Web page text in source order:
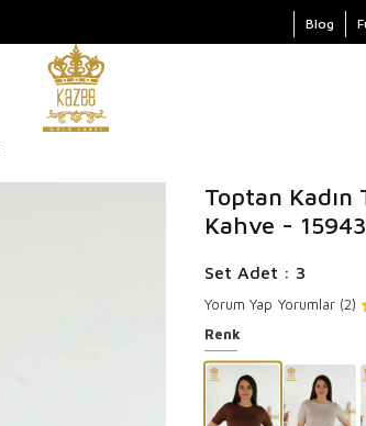
Blog
Toptan
Kahve -
Set Adet : 3
Yorum Yap Yorumlar (2)
Renk